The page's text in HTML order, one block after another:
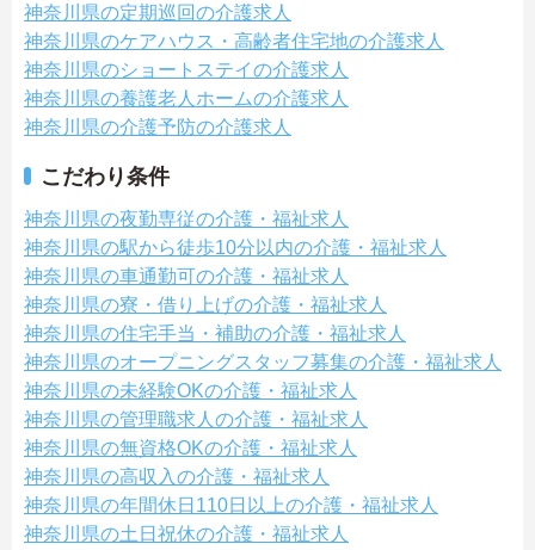
神奈川県の定期巡回の介護求人
神奈川県のケアハウス・高齢者住宅地の介護求人
神奈川県のショートステイの介護求人
神奈川県の養護老人ホームの介護求人
神奈川県の介護予防の介護求人
こだわり条件
神奈川県の夜勤専従の介護・福祉求人
神奈川県の駅から徒歩10分以内の介護・福祉求人
神奈川県の車通勤可の介護・福祉求人
神奈川県の寮・借り上げの介護・福祉求人
神奈川県の住宅手当・補助の介護・福祉求人
神奈川県のオープニングスタッフ募集の介護・福祉求人
神奈川県の未経験OKの介護・福祉求人
神奈川県の管理職求人の介護・福祉求人
神奈川県の無資格OKの介護・福祉求人
神奈川県の高収入の介護・福祉求人
神奈川県の年間休日110日以上の介護・福祉求人
神奈川県の土日祝休の介護・福祉求人